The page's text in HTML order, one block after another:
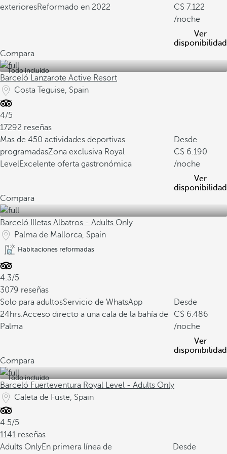
exterioresReformado en 2022
7.122
/noche
Ver
disponibilidad
Compara
Todo incluido
Barceló Lanzarote Active Resort
Costa Teguise, Spain
4/5
17292 reseñas
Mas de 450 actividades deportivas
programadasZona exclusiva Royal
LevelExcelente oferta gastronómica
Desde
6.190
/noche
Ver
disponibilidad
Compara
Barceló Illetas Albatros - Adults Only
Palma de Mallorca, Spain
Habitaciones reformadas
4.3/5
3079 reseñas
Solo para adultosServicio de WhatsApp
24hrs.Acceso directo a una cala de la bahía de
Palma
Desde
6.486
/noche
Ver
disponibilidad
Compara
Todo incluido
Barceló Fuerteventura Royal Level - Adults Only
Caleta de Fuste, Spain
4.5/5
1141 reseñas
Adults OnlyEn primera línea de
Desde